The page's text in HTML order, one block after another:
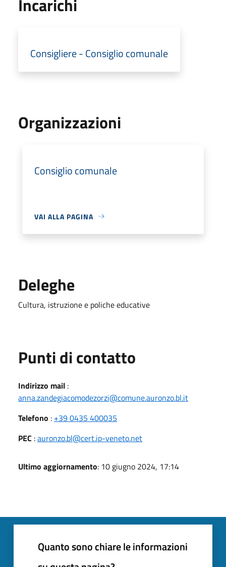
Incarichi
Consigliere - Consiglio comunale
Organizzazioni
Consiglio comunale
VAI ALLA PAGINA
Deleghe
Cultura, istruzione e poliche educative
Punti di contatto
Indirizzo mail :
anna.zandegiacomodezorzi@comune.auronzo.bl.it
Telefono : +39 0435 400035
PEC :auronzo.bl@cert.ip-veneto.net
Ultimo aggiornamento: 10 giugno 2024, 17:14
Quanto sono chiare le informazioni